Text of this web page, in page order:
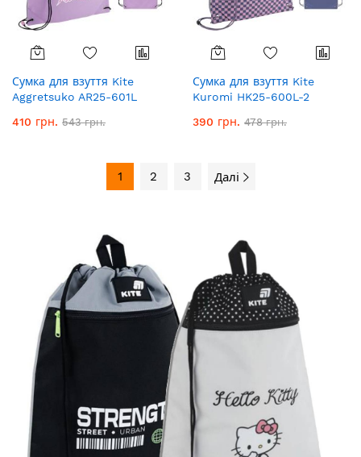
Сумка для взуття Kite
Aggretsuko AR25-601L
410 грн. 543 грн.
Сумка для взуття Kite
Kuromi HK25-600L-2
390 грн. 478 грн.
1 2 3 Далі